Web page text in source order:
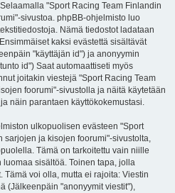
"Sport Racing Team Finlandin
sivustoa. phpBB-ohjelmisto luo
Nämä tiedostot ladataan
kaksi evästettä sisältävät
"käyttäjän id") ja anonyymin
id") Saat automaattiseti myös
joitakin viestejä "Sport Racing Team
foorumi"-sivustolla ja näitä käytetään
näin parantaen käyttökokemustasi.
ulkopuolisen evästeen "Sport
sarjojen ja kisojen foorumi"-sivustolta,
Tämä on tarkoitettu vain niille
sisältöä. Toinen tapa, jolla
Tämä voi olla, mutta ei rajoita: Viestin
(Jälkeenpäin "anonyymit viestit"),